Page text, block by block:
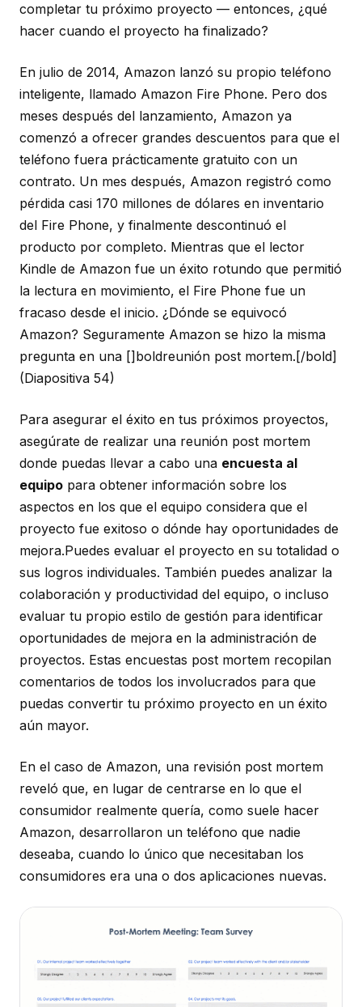
completar tu próximo proyecto — entonces, ¿qué
hacer cuando el proyecto ha finalizado?
En julio de 2014, Amazon lanzó su propio teléfono
inteligente, llamado Amazon Fire Phone. Pero dos
meses después del lanzamiento, Amazon ya
comenzó a ofrecer grandes descuentos para que el
teléfono fuera prácticamente gratuito con un
contrato. Un mes después, Amazon registró como
pérdida casi 170 millones de dólares en inventario
del Fire Phone, y finalmente descontinuó el
producto por completo. Mientras que el lector
Kindle de Amazon fue un éxito rotundo que permitió
la lectura en movimiento, el Fire Phone fue un
fracaso desde el inicio. ¿Dónde se equivocó
Amazon? Seguramente Amazon se hizo la misma
pregunta en una []boldreunión post mortem.[/bold]
(Diapositiva 54)
Para asegurar el éxito en tus próximos proyectos,
asegúrate de realizar una reunión post mortem
donde puedas llevar a cabo una encuesta al
equipo para obtener información sobre los
aspectos en los que el equipo considera que el
proyecto fue exitoso o dónde hay oportunidades de
mejora.Puedes evaluar el proyecto en su totalidad o
sus logros individuales. También puedes analizar la
colaboración y productividad del equipo, o incluso
evaluar tu propio estilo de gestión para identificar
oportunidades de mejora en la administración de
proyectos. Estas encuestas post mortem recopilan
comentarios de todos los involucrados para que
puedas convertir tu próximo proyecto en un éxito
aún mayor.
En el caso de Amazon, una revisión post mortem
reveló que, en lugar de centrarse en lo que el
consumidor realmente quería, como suele hacer
Amazon, desarrollaron un teléfono que nadie
deseaba, cuando lo único que necesitaban los
consumidores era una o dos aplicaciones nuevas.